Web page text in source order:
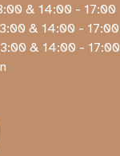
& 14:00 - 17:00
& 14:00 - 17:00
& 14:00 - 17:00